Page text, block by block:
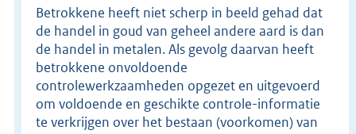
Betrokkene heeft niet scherp in beeld gehad dat
de handel in goud van geheel andere aard is dan
de handel in metalen. Als gevolg daarvan heeft
betrokkene onvoldoende
controlewerkzaamheden opgezet en uitgevoerd
om voldoende en geschikte controle-informatie
te verkrijgen over het bestaan (voorkomen) van